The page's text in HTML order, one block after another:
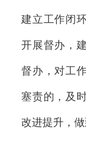
建立工作闭
开展督办，
督办，对工
塞责的，及
改进提升，做